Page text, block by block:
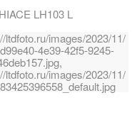
LH103 L
ltdfoto.ru/images/2023/11/
4e39-42f5-9245-
ltdfoto.ru/images/2023/11/